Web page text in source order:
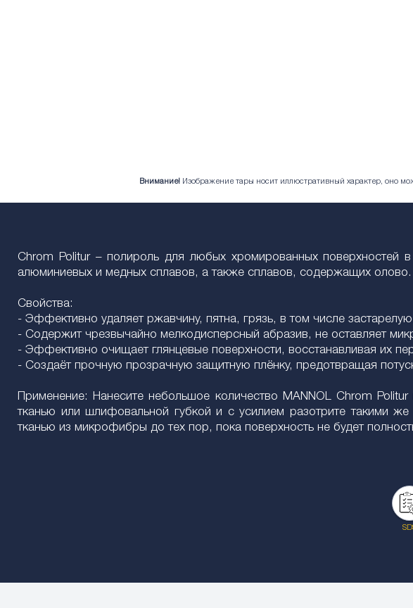
Внимание! Изображение тары носит иллюстративный характер, оно
Chrom Politur – полироль для любых хромированных поверхностей
алюминиевых и медных сплавов, а также сплавов, содержащих олово.
Свойства:
- Эффективно удаляет ржавчину, пятна, грязь, в том числе
- Содержит чрезвычайно мелкодисперсный абразив, не оставляет
- Эффективно очищает глянцевые поверхности, восстанавливая их
- Создаёт прочную прозрачную защитную плёнку, предотвращая
Применение: Нанесите небольшое количество MANNOL Chrom
тканью или шлифовальной губкой и с усилием разотрите такими
тканью из микрофибры до тех пор, пока поверхность не будет